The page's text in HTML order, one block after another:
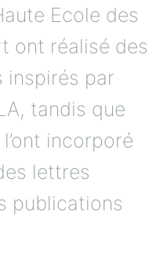
Ecole des
ont réalisé des
inspirés par
tandis que
incorporé
lettres
publications